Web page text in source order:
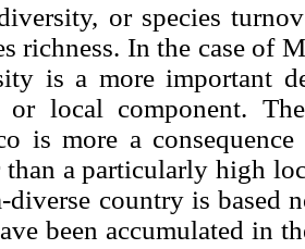
or species
richness. In the case of
is a more important
or local component.
is more a
than a particularly high
diverse country is based
been accumulated in